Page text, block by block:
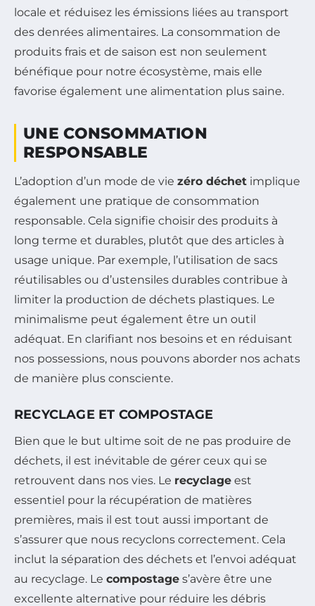
locale et réduisez les émissions liées au transport
des denrées alimentaires. La consommation de
produits frais et de saison est non seulement
bénéfique pour notre écosystème, mais elle
favorise également une alimentation plus saine.
UNE CONSOMMATION
RESPONSABLE
L’adoption d’un mode de vie zéro déchet implique
également une pratique de consommation
responsable. Cela signifie choisir des produits à
long terme et durables, plutôt que des articles à
usage unique. Par exemple, l’utilisation de sacs
réutilisables ou d’ustensiles durables contribue à
limiter la production de déchets plastiques. Le
minimalisme peut également être un outil
adéquat. En clarifiant nos besoins et en réduisant
nos possessions, nous pouvons aborder nos achats
de manière plus consciente.
RECYCLAGE ET COMPOSTAGE
Bien que le but ultime soit de ne pas produire de
déchets, il est inévitable de gérer ceux qui se
retrouvent dans nos vies. Le recyclage est
essentiel pour la récupération de matières
premières, mais il est tout aussi important de
s’assurer que nous recyclons correctement. Cela
inclut la séparation des déchets et l’envoi adéquat
au recyclage. Le compostage s’avère être une
excellente alternative pour réduire les débris